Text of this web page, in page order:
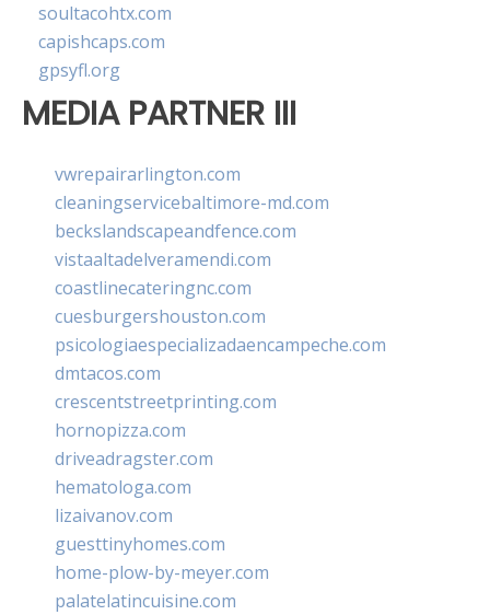
soultacohtx.com
capishcaps.com
gpsyfl.org
MEDIA PARTNER III
vwrepairarlington.com
cleaningservicebaltimore-md.com
beckslandscapeandfence.com
vistaaltadelveramendi.com
coastlinecateringnc.com
cuesburgershouston.com
psicologiaespecializadaencampeche.com
dmtacos.com
crescentstreetprinting.com
hornopizza.com
driveadragster.com
hematologa.com
lizaivanov.com
guesttinyhomes.com
home-plow-by-meyer.com
palatelatincuisine.com